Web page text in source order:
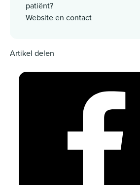
patiënt?
Website en contact
Artikel delen